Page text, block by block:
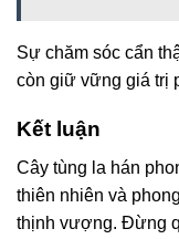
Sự chăm sóc cẩn
còn giữ vững giá trị
Kết luận
Cây tùng la hán
thiên nhiên và
thịnh vượng. Đừng